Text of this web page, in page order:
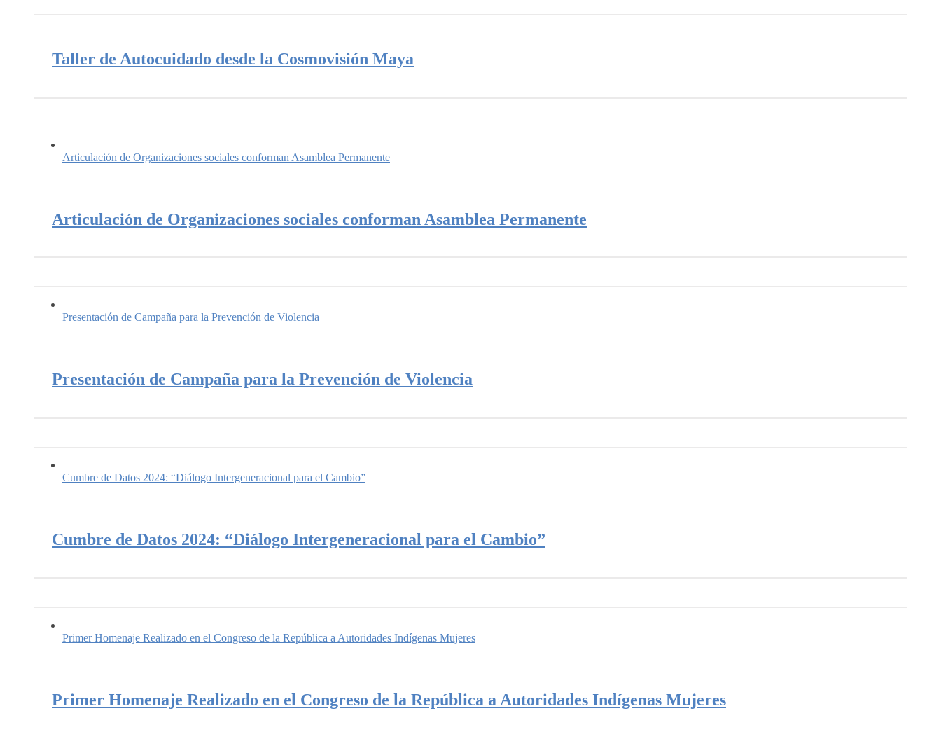
Taller de Autocuidado desde la Cosmovisión Maya
Articulación de Organizaciones sociales conforman Asamblea Permanente
Articulación de Organizaciones sociales conforman Asamblea Permanente
Presentación de Campaña para la Prevención de Violencia
Presentación de Campaña para la Prevención de Violencia
Cumbre de Datos 2024: “Diálogo Intergeneracional para el Cambio”
Cumbre de Datos 2024: “Diálogo Intergeneracional para el Cambio”
Primer Homenaje Realizado en el Congreso de la República a Autoridades Indígenas Mujeres
Primer Homenaje Realizado en el Congreso de la República a Autoridades Indígenas Mujeres